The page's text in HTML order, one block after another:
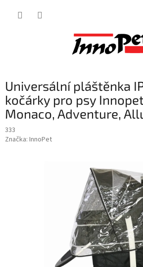
Universální pláštěnka
kočárky pro psy
Monaco, Adventure,
333
Značka: InnoPet